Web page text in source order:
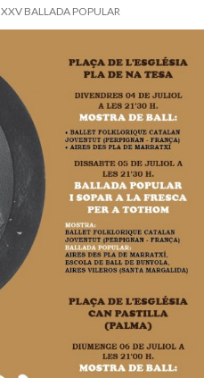
XXV BALLADA POPULAR